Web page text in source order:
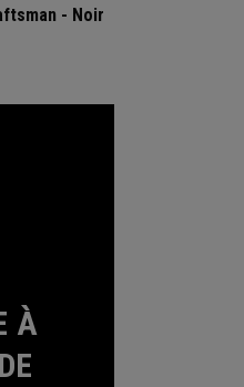
À
- Noir